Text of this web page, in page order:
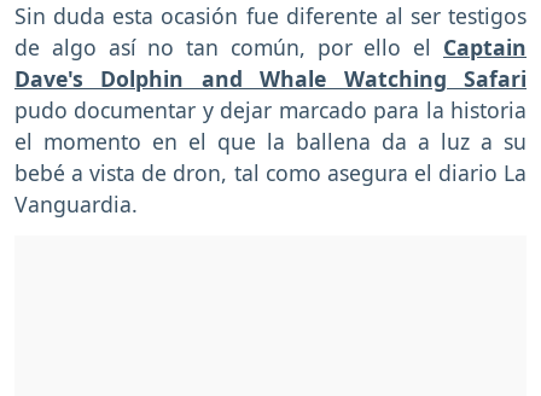
Sin duda esta ocasión fue diferente al ser testigos
de algo así no tan común, por ello el Captain
Dave's Dolphin and Whale Watching Safari
pudo documentar y dejar marcado para la historia
el momento en el que la ballena da a luz a su
bebé a vista de dron, tal como asegura el diario La
Vanguardia.